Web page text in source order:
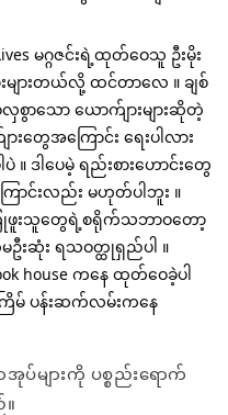
မဂ္ဂဇင်းရဲ့ထုတ်ဝေသူ ဦးမိုး
များတယ်လို့ ထင်တာလေ ။ ချစ်
စ်လှစွာသော ယောက်ျားများဆိုတဲ့
းတွေအကြောင်း ရေးပါလား
ဒါပေမဲ့ ရည်းစားဟောင်းတွေ
ာင်းလည်း မဟုတ်ပါဘူး ။
ြုံဖူးသူတွေရဲ့စရိုက်သဘာဝတော့
ဦးဆုံး ရသဝတ္ထုရှည်ပါ ။
house ကနေ ထုတ်ဝေခဲ့ပါ
မ် ပန်းဆက်လမ်းကနေ
ပ်များကို ပစ္စည်းရောက်
။